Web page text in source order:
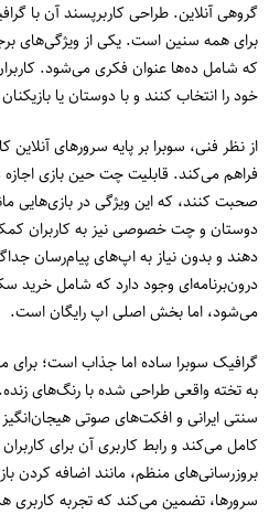
گروهی آنلاین. طراحی کاربرپسند آن با
برای همه سنین است. یکی از ویژگی‌های
که شامل ده‌ها عنوان فکری می‌شود.
خود را انتخاب کنند و با دوستان یا
از نظر فنی، سوبرا بر پایه سرورهای آنلاین
فراهم می‌کند. قابلیت چت حین بازی اجازه
صحبت کنند، که این ویژگی در بازی‌هایی
دوستان و چت خصوصی نیز به کاربران
دهند و بدون نیاز به اپ‌های پیام‌رسان
درون‌برنامه‌ای وجود دارد که شامل خرید
می‌شود، اما بخش اصلی اپ رایگان است.
گرافیک سوبرا ساده اما جذاب است؛ برای
به تخته واقعی طراحی شده با رنگ‌های
سنتی ایرانی و افکت‌های صوتی
کامل می‌کند و رابط کاربری آن برای
بروزرسانی‌های منظم، مانند اضافه کردن
سرورها، تضمین می‌کند که تجربه کاربری